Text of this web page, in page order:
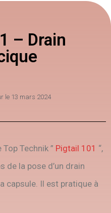
– Drain
le 13 mars 2024
Technik ” Pigtail 101 “,
de la pose d’un drain
capsule. Il est pratique à